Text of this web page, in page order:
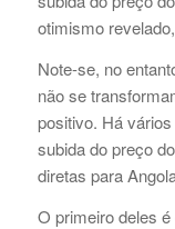
otimismo
Note-se, no
não se
positivo. Há
subida do preço
diretas para
O primeiro deles